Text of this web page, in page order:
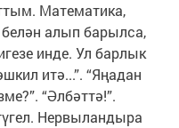
Математика,
алып барылса,
инде. Ул барлык
итә...”. “Яңадан
“Әлбәттә!”.
Нервыландыра